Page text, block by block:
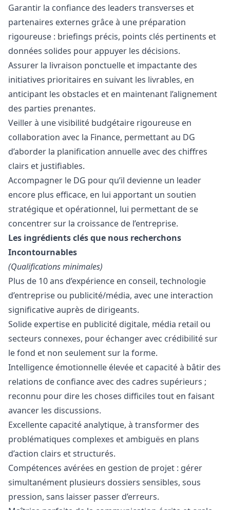
Garantir la confiance des leaders transverses et
partenaires externes grâce à une préparation
rigoureuse : briefings précis, points clés pertinents et
données solides pour appuyer les décisions.
Assurer la livraison ponctuelle et impactante des
initiatives prioritaires en suivant les livrables, en
anticipant les obstacles et en maintenant l’alignement
des parties prenantes.
Veiller à une visibilité budgétaire rigoureuse en
collaboration avec la Finance, permettant au DG
d’aborder la planification annuelle avec des chiffres
clairs et justifiables.
Accompagner le DG pour qu’il devienne un leader
encore plus efficace, en lui apportant un soutien
stratégique et opérationnel, lui permettant de se
concentrer sur la croissance de l’entreprise.
Les ingrédients clés que nous recherchons
Incontournables
(Qualifications minimales)
Plus de 10 ans d’expérience en conseil, technologie
d’entreprise ou publicité/média, avec une interaction
significative auprès de dirigeants.
Solide expertise en publicité digitale, média retail ou
secteurs connexes, pour échanger avec crédibilité sur
le fond et non seulement sur la forme.
Intelligence émotionnelle élevée et capacité à bâtir des
relations de confiance avec des cadres supérieurs ;
reconnu pour dire les choses difficiles tout en faisant
avancer les discussions.
Excellente capacité analytique, à transformer des
problématiques complexes et ambiguës en plans
d’action clairs et structurés.
Compétences avérées en gestion de projet : gérer
simultanément plusieurs dossiers sensibles, sous
pression, sans laisser passer d’erreurs.